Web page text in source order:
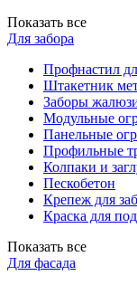
Показать все
Для забора
Профнастил
Штакетник
Заборы
Модульные
Панельные
Профильные
Колпаки и
Пескобетон
Крепеж для
Краска для
Показать все
Для фасада